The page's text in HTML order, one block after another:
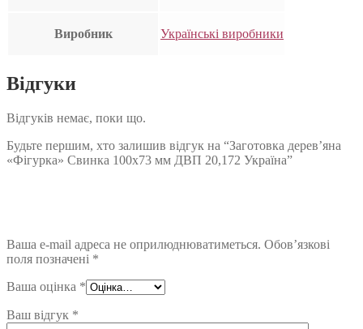
Виробник Українські виробники
Відгуки
Відгуків немає, поки що.
Будьте першим, хто залишив відгук на “Заготовка дерев’яна
«Фігурка» Свинка 100х73 мм ДВП 20,172 Україна”
Ваша e-mail адреса не оприлюднюватиметься. Обов’язкові
поля позначені *
Ваша оцінка *
Ваш відгук *